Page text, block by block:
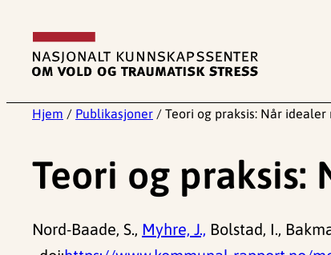
innhold
Hjem / Publikasjoner / Teori og praksis: Når
Teori og
Nord-Baade, S., Myhre, J., Bolstad, I.,